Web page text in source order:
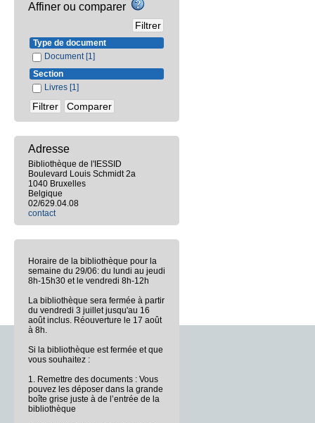
Affiner ou comparer
Type de document
Document [1]
Section
Livres [1]
Adresse
Bibliothèque de l'IESSID
Boulevard Louis Schmidt 2a
1040 Bruxelles
Belgique
02/629.04.08
contact
Horaire de la bibliothèque pour la
semaine du 29/06: du lundi au jeudi
8h-15h30 et le vendredi 8h-12h
La bibliothèque sera fermée à partir
du vendredi 3 juillet jusqu'au 16
août inclus. Réouverture le 17 août
à 8h.
Si la bibliothèque est fermée et que
vous souhaitez :
1. Remettre des documents : Vous
pouvez les déposer dans la grande
boîte grise juste à de l’entrée de la
bibliothèque